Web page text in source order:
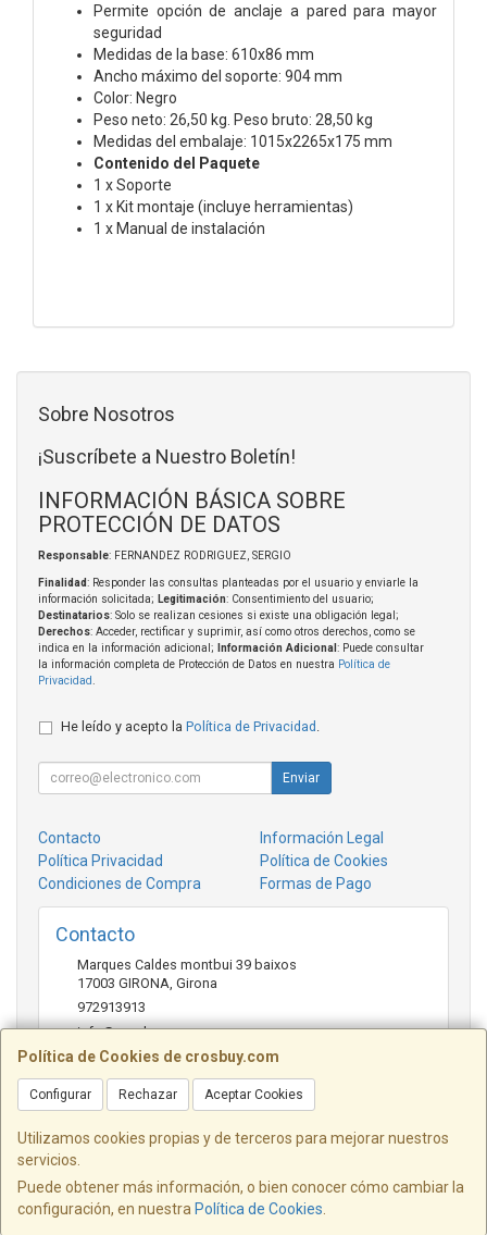
Permite opción de anclaje a pared para mayor
seguridad
Medidas de la base: 610x86 mm
Ancho máximo del soporte: 904 mm
Color: Negro
Peso neto: 26,50 kg. Peso bruto: 28,50 kg
Medidas del embalaje: 1015x2265x175 mm
Contenido del Paquete
1 x Soporte
1 x Kit montaje (incluye herramientas)
1 x Manual de instalación
Política de Cookies de crosbuy.com
Configurar Rechazar Aceptar Cookies
Utilizamos cookies propias y de terceros para mejorar nuestros
servicios.
Puede obtener más información, o bien conocer cómo cambiar la
configuración, en nuestra Política de Cookies
Sobre Nosotros
¡Suscríbete a Nuestro Boletín!
INFORMACIÓN BÁSICA SOBRE
PROTECCIÓN DE DATOS
Responsable: FERNANDEZ RODRIGUEZ, SERGIO
Finalidad: Responder las consultas planteadas por el usuario y enviarle la
información solicitada; Legitimación: Consentimiento del usuario;
Destinatarios: Solo se realizan cesiones si existe una obligación legal;
Derechos: Acceder, rectificar y suprimir, así como otros derechos, como se
indica en la información adicional;
Información Adicional : Puede consultar
la información completa de Protección de Datos en nuestra Política de
Privacidad
He leído y acepto la Política de Privacidad
Enviar
Contacto
Información Legal
Política Privacidad
Política de Cookies
Condiciones de Compra
Formas de Pago
Contacto
Marques Caldes montbui 39 baixos
17003 GIRONA Girona
972913913
info@crosbuy.com
Horario
de 10:00 a 13:30 y de 16:30 a 20:00
, , , , España. - C.I.F.: 40316564W - Tfno: